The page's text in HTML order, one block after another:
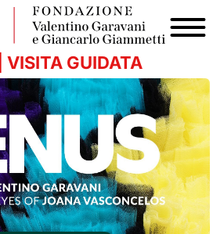
VISITA GUIDATA